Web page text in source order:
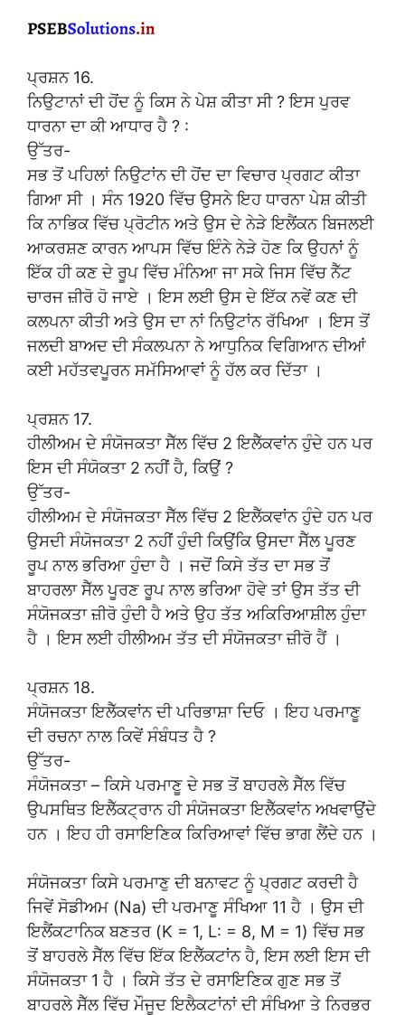
ਪ੍ਰਸ਼ਨ 16.
ਨਿਉਟਾਨਾਂ ਦੀ ਹੋਂਦ ਨੂੰ ਕਿਸ ਨੇ ਪੇਸ਼ ਕੀਤਾ ਸੀ ? ਇਸ ਪੁਰਵ
ਧਾਰਨਾ ਦਾ ਕੀ ਆਧਾਰ ਹੈ ? :
ਉੱਤਰ-
ਸਭ ਤੋਂ ਪਹਿਲਾਂ ਨਿਉਟਾਂਨ ਦੀ ਹੋਂਦ ਦਾ ਵਿਚਾਰ ਪ੍ਰਗਟ ਕੀਤਾ
ਗਿਆ ਸੀ । ਸੰਨ 1920 ਵਿੱਚ ਉਸਨੇ ਇਹ ਧਾਰਨਾ ਪੇਸ਼ ਕੀਤੀ
ਕਿ ਨਾਭਿਕ ਵਿੱਚ ਪ੍ਰੋਟੀਨ ਅਤੇ ਉਸ ਦੇ ਨੇੜੇ ਇਲੈਂਕਨ ਬਿਜਲਈ
ਆਕਰਸ਼ਣ ਕਾਰਨ ਆਪਸ ਵਿੱਚ ਇੰਨੇ ਨੇੜੇ ਹੋਣ ਕਿ ਉਹਨਾਂ ਨੂੰ
ਇੱਕ ਹੀ ਕਣ ਦੇ ਰੂਪ ਵਿੱਚ ਮੰਨਿਆ ਜਾ ਸਕੇ ਜਿਸ ਵਿੱਚ ਨੈੱਟ
ਚਾਰਜ ਜ਼ੀਰੋ ਹੋ ਜਾਏ । ਇਸ ਲਈ ਉਸ ਦੇ ਇੱਕ ਨਵੇਂ ਕਣ ਦੀ
ਕਲਪਨਾ ਕੀਤੀ ਅਤੇ ਉਸ ਦਾ ਨਾਂ ਨਿਉਟਾਂਨ ਰੱਖਿਆ । ਇਸ ਤੋਂ
ਜਲਦੀ ਬਾਅਦ ਦੀ ਸੰਕਲਪਨਾ ਨੇ ਆਧੁਨਿਕ ਵਿਗਿਆਨ ਦੀਆਂ
ਕਈ ਮਹੱਤਵਪੂਰਨ ਸਮੱਸਿਆਵਾਂ ਨੂੰ ਹੱਲ ਕਰ ਦਿੱਤਾ ।
ਪ੍ਰਸ਼ਨ 17.
ਹੀਲੀਅਮ ਦੇ ਸੰਯੋਜਕਤਾ ਸੈੱਲ ਵਿੱਚ 2 ਇਲੈੱਕਵਾਂਨ ਹੁੰਦੇ ਹਨ ਪਰ
ਇਸ ਦੀ ਸੰਯੋਕਤਾ 2 ਨਹੀਂ ਹੈ, ਕਿਉਂ ?
ਉੱਤਰ-
ਹੀਲੀਅਮ ਦੇ ਸੰਯੋਜਕਤਾ ਸੈੱਲ ਵਿੱਚ 2 ਇਲੈੱਕਵਾਂਨ ਹੁੰਦੇ ਹਨ ਪਰ
ਉਸਦੀ ਸੰਯੋਜਕਤਾ 2 ਨਹੀਂ ਹੁੰਦੀ ਕਿਉਂਕਿ ਉਸਦਾ ਸੈੱਲ ਪੂਰਣ
ਰੂਪ ਨਾਲ ਭਰਿਆ ਹੁੰਦਾ ਹੈ । ਜਦੋਂ ਕਿਸੇ ਤੱਤ ਦਾ ਸਭ ਤੋਂ
ਬਾਹਰਲਾ ਸੈੱਲ ਪੂਰਣ ਰੂਪ ਨਾਲ ਭਰਿਆ ਹੋਵੇ ਤਾਂ ਉਸ ਤੱਤ ਦੀ
ਸੰਯੋਜਕਤਾ ਜ਼ੀਰੋ ਹੁੰਦੀ ਹੈ ਅਤੇ ਉਹ ਤੱਤ ਅਕਿਰਿਆਸ਼ੀਲ ਹੁੰਦਾ
ਹੈ । ਇਸ ਲਈ ਹੀਲੀਅਮ ਤੱਤ ਦੀ ਸੰਯੋਜਕਤਾ ਜ਼ੀਰੋ ਹੈਂ ।
ਪ੍ਰਸ਼ਨ 18.
ਸੰਯੋਜਕਤਾ ਇਲੈੱਕਵਾਂਨ ਦੀ ਪਰਿਭਾਸ਼ਾ ਦਿਓ । ਇਹ ਪਰਮਾਣੂ
ਦੀ ਰਚਨਾ ਨਾਲ ਕਿਵੇਂ ਸੰਬੰਧਤ ਹੈ ?
ਉੱਤਰ-
ਸੰਯੋਜਕਤਾ – ਕਿਸੇ ਪਰਮਾਣੂ ਦੇ ਸਭ ਤੋਂ ਬਾਹਰਲੇ ਸੈੱਲ ਵਿੱਚ
ਉਪਸਥਿਤ ਇਲੈੱਕਟ੍ਰਾਨ ਹੀ ਸੰਯੋਜਕਤਾ ਇਲੈੱਕਵਾਂਨ ਅਖਵਾਉਂਦੇ
ਹਨ । ਇਹ ਹੀ ਰਸਾਇਣਿਕ ਕਿਰਿਆਵਾਂ ਵਿੱਚ ਭਾਗ ਲੈਂਦੇ ਹਨ ।
ਸੰਯੋਜਕਤਾ ਕਿਸੇ ਪਰਮਾਣੁ ਦੀ ਬਨਾਵਟ ਨੂੰ ਪ੍ਰਗਟ ਕਰਦੀ ਹੈ
ਜਿਵੇਂ ਸੋਡੀਅਮ (Na) ਦੀ ਪਰਮਾਣੂ ਸੰਖਿਆ 11 ਹੈ । ਉਸ ਦੀ
ਇਲੈਂਕਟਾਨਿਕ ਬਣਤਰ (K = 1, L: = 8, M = 1) ਵਿੱਚ ਸਭ
ਤੋਂ ਬਾਹਰਲੇ ਸੈੱਲ ਵਿੱਚ ਇੱਕ ਇਲੈੱਕਟਾਂਨ ਹੈ, ਇਸ ਲਈ ਇਸ ਦੀ
ਸੰਯੋਜਕਤਾ 1 ਹੈ । ਕਿਸੇ ਤੱਤ ਦੇ ਰਸਾਇਣਿਕ ਗੁਣ ਸਭ ਤੋਂ
ਬਾਹਰਲੇ ਸੈੱਲ ਵਿੱਚ ਮੌਜੂਦ ਇਲੈਕਟਾਂਨਾਂ ਦੀ ਸੰਖਿਆ ਤੇ ਨਿਰਭਰ